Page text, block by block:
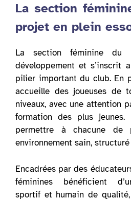
La section
projet en plein
La section féminine du
développement et s’inscrit
pilier important du club. En
accueille des joueuses de
niveaux, avec une attention
formation des plus
permettre à chacune de
environnement sain,
Encadrées par des
féminines bénéficient
sportif et humain de